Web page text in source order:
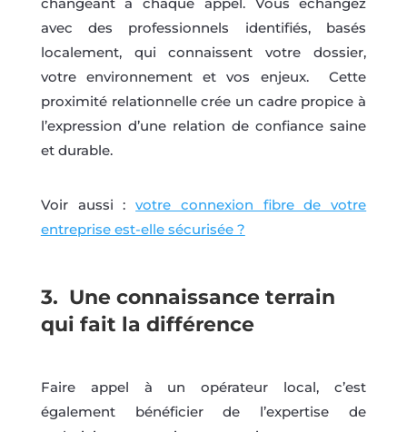
avec des professionnels identifiés, basés
localement, qui connaissent votre dossier,
votre environnement et vos enjeux. Cette
proximité relationnelle crée un cadre propice à
l’expression d’une relation de confiance saine
et durable.
Voir aussi :votre connexion fibre de votre
entreprise est-elle sécurisée ?
3. Une connaissance terrain
qui fait la différence
Faire appel à un opérateur local, c’est
également bénéficier de l’expertise de